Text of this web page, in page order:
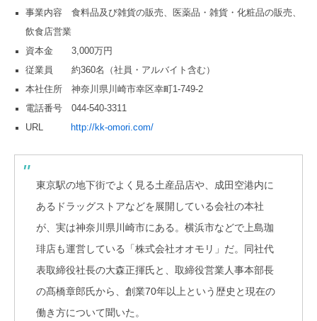
事業内容 食料品及び雑貨の販売、医薬品・雑貨・化粧品の販売、
飲食店営業
資本金 3,000万円
従業員 約360名（社員・アルバイト含む）
本社住所 神奈川県川崎市幸区幸町1-749-2
電話番号 044-540-3311
URL
http://kk-omori.com/
東京駅の地下街でよく見る土産品店や、成田空港内に
あるドラッグストアなどを展開している会社の本社
が、実は神奈川県川崎市にある。横浜市などで上島珈
琲店も運営している「株式会社オオモリ」だ。同社代
表取締役社長の大森正揮氏と、取締役営業人事本部長
の髙橋章郎氏から、創業70年以上という歴史と現在の
働き方について聞いた。